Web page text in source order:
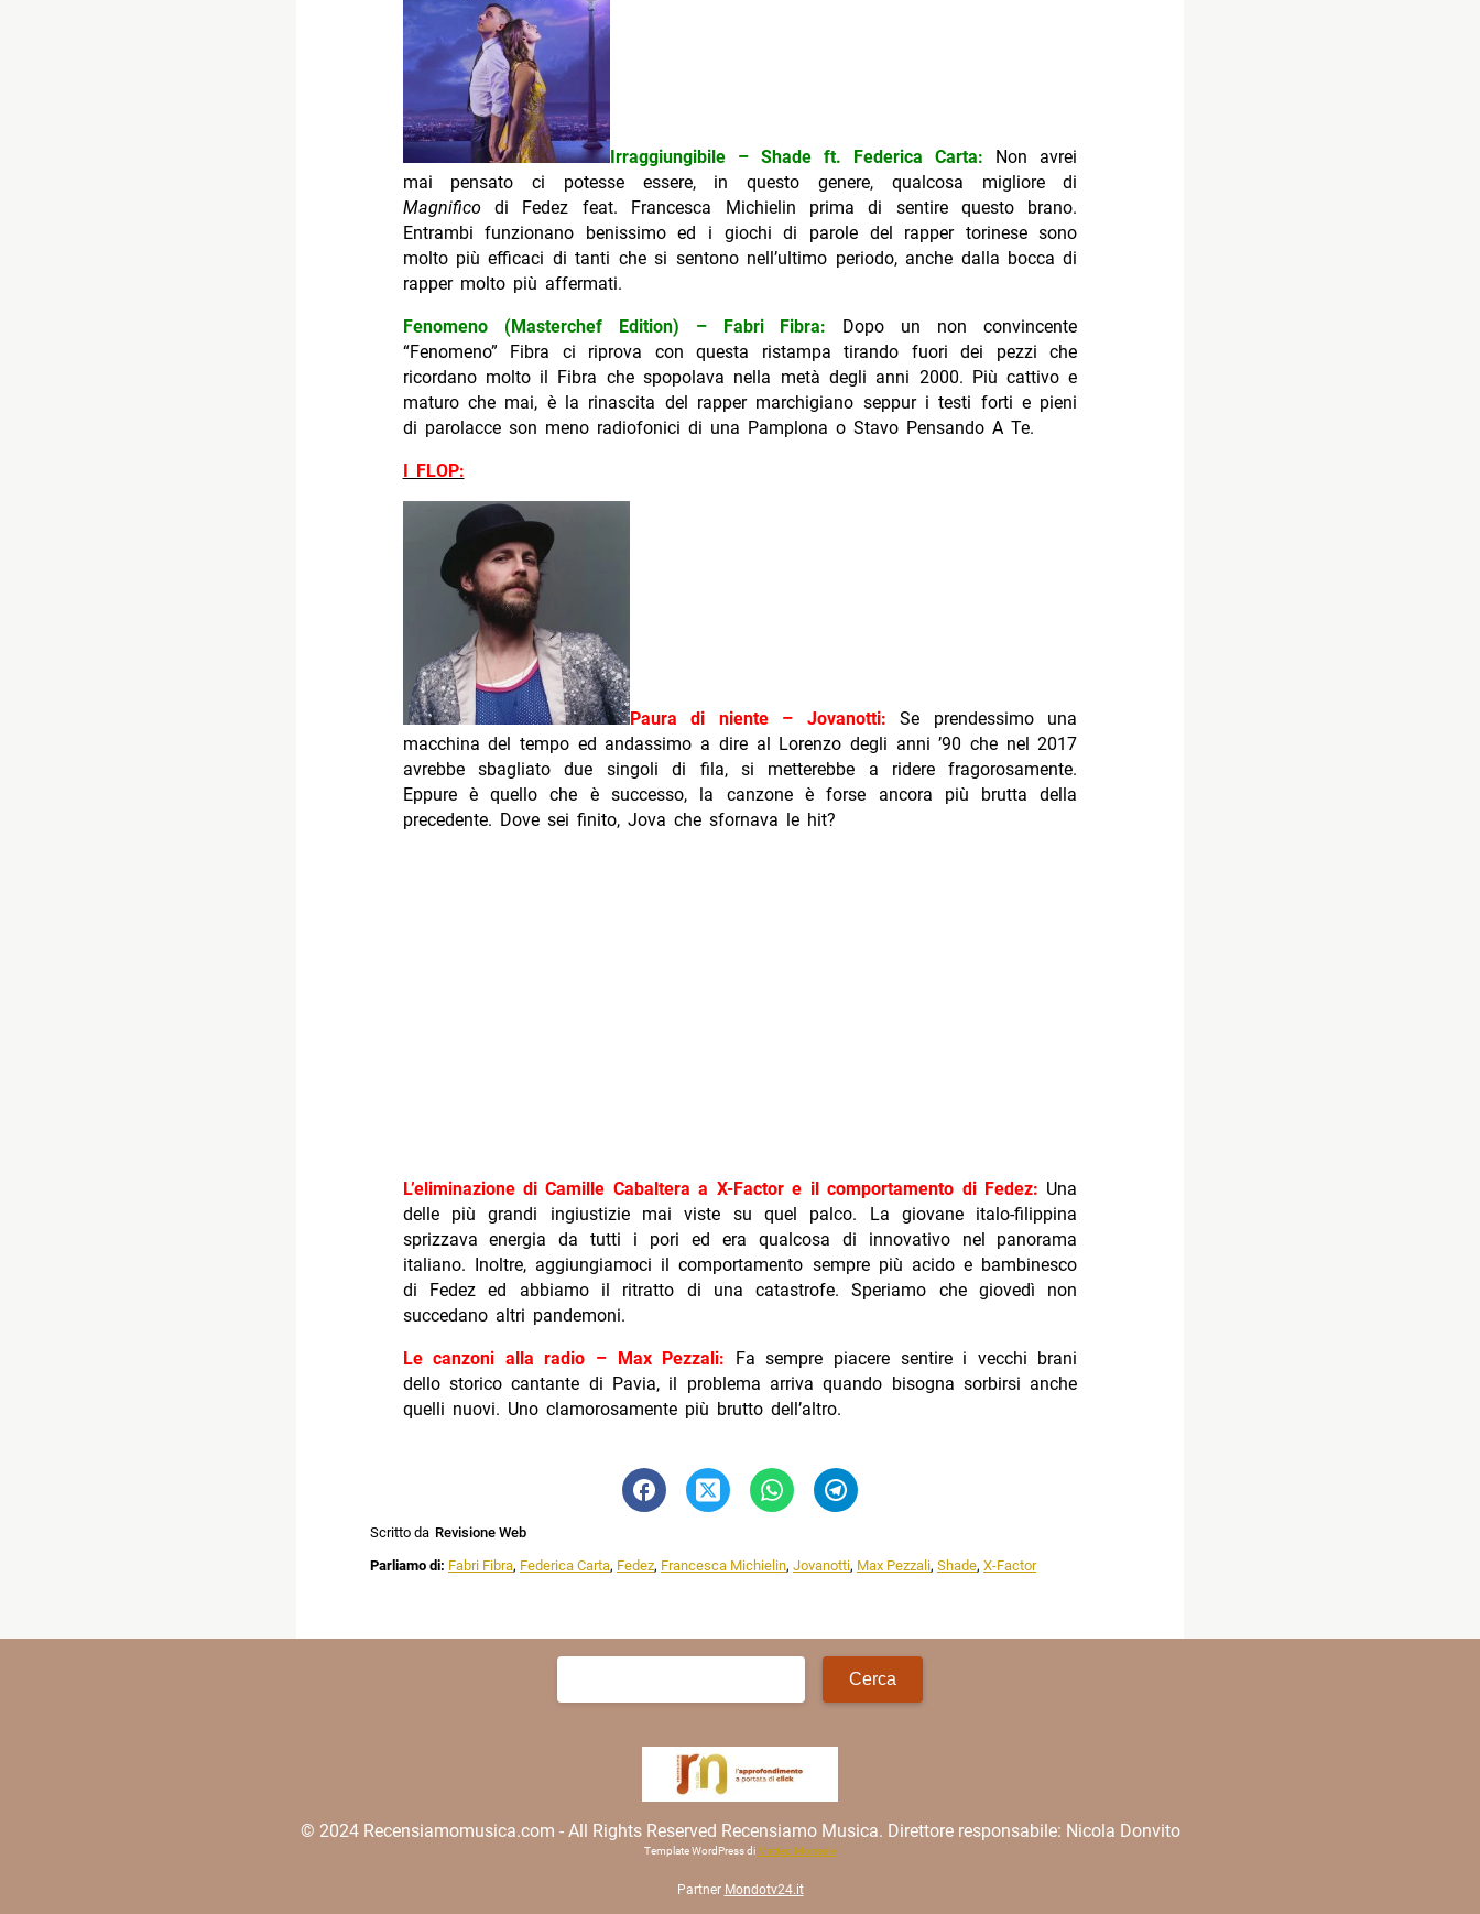
Irraggiungibile – Shade ft. Federica Carta: Non avrei
mai pensato ci potesse essere, in questo genere, qualcosa migliore di
Magnificodi Fedez feat. Francesca Michielin prima di sentire questo brano.
Entrambi funzionano benissimo ed i giochi di parole del rapper torinese sono
molto più efficaci di tanti che si sentono nell’ultimo periodo, anche dalla bocca di
rapper molto più affermati.
Fenomeno (Masterchef Edition) – Fabri Fibra: Dopo un non convincente
“Fenomeno” Fibra ci riprova con questa ristampa tirando fuori dei pezzi che
ricordano molto il Fibra che spopolava nella metà degli anni 2000. Più cattivo e
maturo che mai, è la rinascita del rapper marchigiano seppur i testi forti e pieni
di parolacce son meno radiofonici di una Pamplona o Stavo Pensando A Te.
I FLOP:
Paura di niente – Jovanotti:Se prendessimo una
macchina del tempo ed andassimo a dire al Lorenzo degli anni ’90 che nel 2017
avrebbe sbagliato due singoli di fila, si metterebbe a ridere fragorosamente.
Eppure è quello che è successo, la canzone è forse ancora più brutta della
precedente. Dove sei finito, Jova che sfornava le hit?
L’eliminazione di Camille Cabaltera a X-Factor e il comportamento di Fedez: Una
delle più grandi ingiustizie mai viste su quel palco. La giovane italo-filippina
sprizzava energia da tutti i pori ed era qualcosa di innovativo nel panorama
italiano. Inoltre, aggiungiamoci il comportamento sempre più acido e bambinesco
di Fedez ed abbiamo il ritratto di una catastrofe. Speriamo che giovedì non
succedano altri pandemoni.
Le canzoni alla radio – Max Pezzali: Fa sempre piacere sentire i vecchi brani
dello storico cantante di Pavia, il problema arriva quando bisogna sorbirsi anche
quelli nuovi. Uno clamorosamente più brutto dell’altro.
Scritto da Revisione Web
Parliamo di: Fabri Fibra, Federica Carta, Fedez, Francesca Michielin, Jovanotti, Max Pezzali, Shade, X-Factor
Ricerca
© 2024 Recensiamomusica.com - All Rights Reserved Recensiamo Musica. Direttore responsabile: Nicola Donvito
Template WordPress di Matteo Morreale
Partner Mondotv24.it